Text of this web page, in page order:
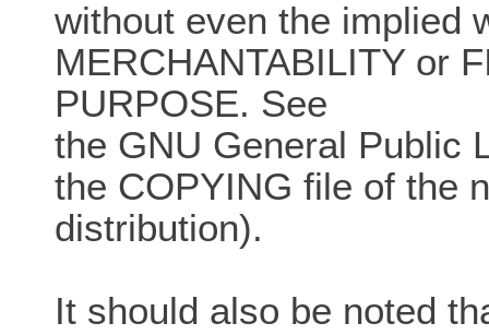
without even the implied
MERCHANTABILITY or
PURPOSE. See
the GNU General Public
the COPYING file of the
distribution).
It should also be noted